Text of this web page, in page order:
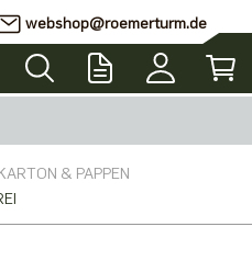
webshop@roemerturm.de
& PAPPEN